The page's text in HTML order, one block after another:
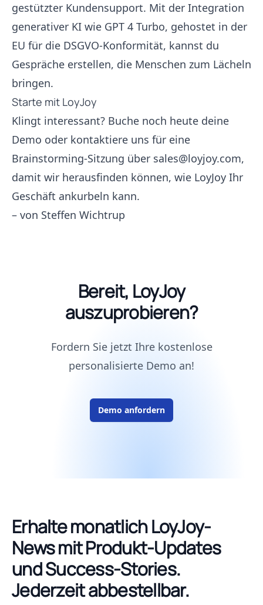
gestützter Kundensupport. Mit der Integration
generativer KI wie GPT 4 Turbo, gehostet in der
EU für die DSGVO-Konformität, kannst du
Gespräche erstellen, die Menschen zum Lächeln
bringen.
Starte mit LoyJoy
Klingt interessant? Buche noch heute deine
Demo oder kontaktiere uns für eine
Brainstorming-Sitzung über sales@loyjoy.com,
damit wir herausfinden können, wie LoyJoy Ihr
Geschäft ankurbeln kann.
– von Steffen Wichtrup
Bereit, LoyJoy
auszuprobieren?
Fordern Sie jetzt Ihre kostenlose
personalisierte Demo an!
Demo anfordern
Erhalte monatlich LoyJoy-
News mit Produkt-Updates
und Success-Stories.
Jederzeit abbestellbar.